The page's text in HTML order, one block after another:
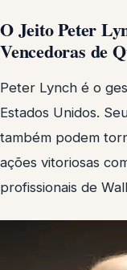
O Jeito Peter
Vencedoras de
Peter Lynch é o
Estados Unidos.
também podem
ações vitoriosas
profissionais de